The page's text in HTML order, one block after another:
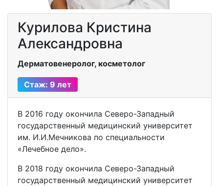
Курилова Кристина
Александровна
Дерматовенеролог, косметолог
Стаж: 9 лет
В 2016 году окончила Северо-Западный
государственный медицинский университет
им. И.И.Мечникова по специальности
«Лечебное дело».
В 2018 году окончила Северо-Западный
государственный медицинский университет